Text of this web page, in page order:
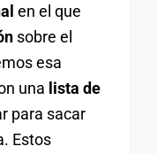
en el que
sobre el
esa
una lista de
para sacar
Estos